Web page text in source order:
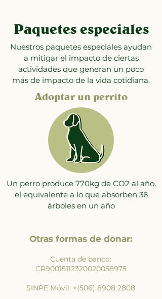
Paquetes especiales
Nuestros paquetes especiales ayudan
a mitigar el impacto de ciertas
actividades que generan un poco
más de impacto de la vida cotidiana.
Adoptar un perrito
Un perro produce 770kg de CO2 al año,
el equivalente a lo que absorben 36
árboles en un año
Otras formas de donar:
Cuenta de banco:
CR90015112320020058975
SINPE Móvil: +(506) 8908 2808